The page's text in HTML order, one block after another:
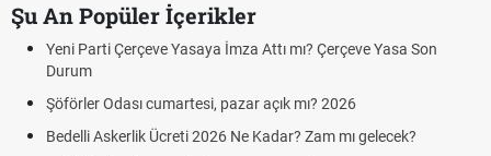
Şu An Popüler İçerikler
Yeni Parti Çerçeve Yasaya İmza Attı mı? Çerçeve Yasa Son
Durum
Şöförler Odası cumartesi, pazar açık mı? 2026
Bedelli Askerlik Ücreti 2026 Ne Kadar? Zam mı gelecek?